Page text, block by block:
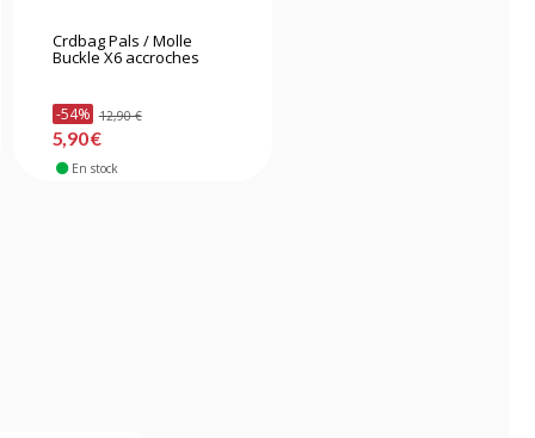
Crdbag Pals / Molle
Buckle X6 accroches
-54% 12,90 €
5,90 €
En stock